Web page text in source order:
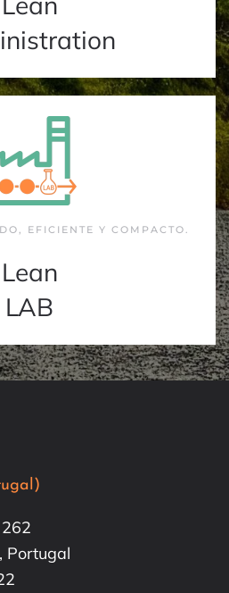
EFICIENTE Y COMPACTO.
Lean
LAB
Portugal